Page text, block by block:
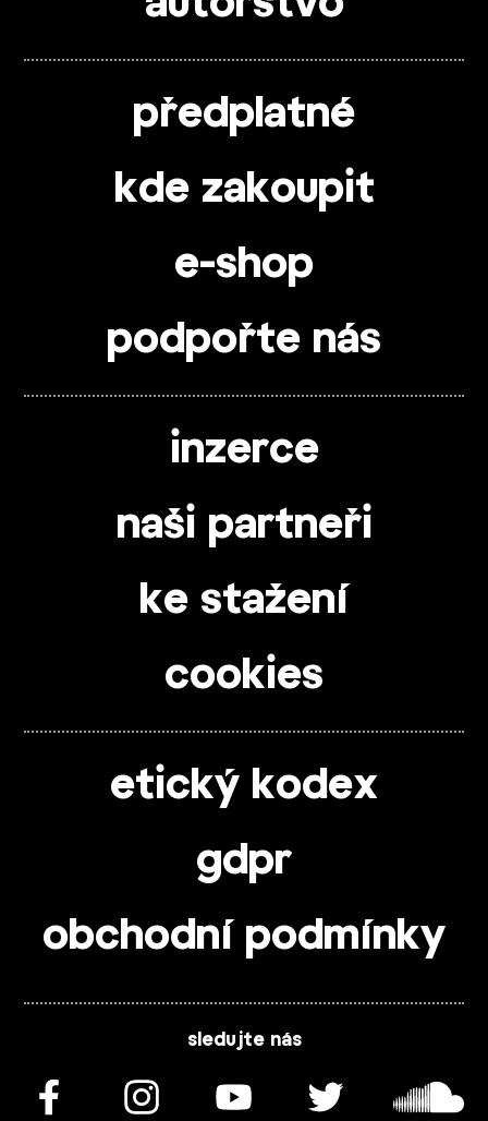
předplatné
kde zakoupit
e-shop
podpořte nás
inzerce
naši partneři
ke stažení
cookies
etický kodex
gdpr
obchodní podmínky
sledujte nás